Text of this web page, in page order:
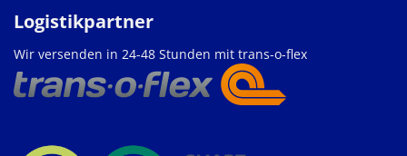
Logistikpartner
Wir versenden in 24-48 Stunden mit trans-o-flex